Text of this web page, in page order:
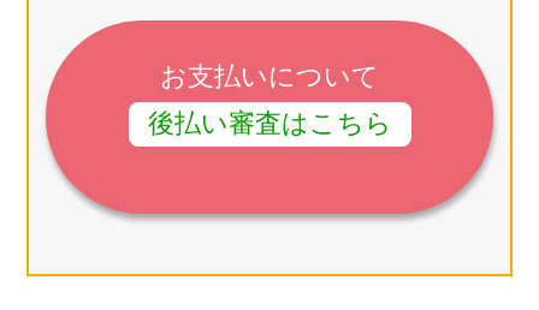
お支払いについて
後払い審査はこちら